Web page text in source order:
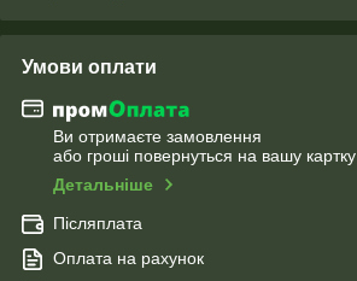
Умови оплати
Ви отримаєте замовлення
або гроші повернуться на вашу картку
Детальніше
Післяплата
Оплата на рахунок